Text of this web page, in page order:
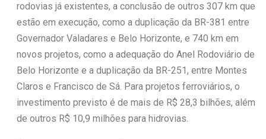
rodovias já existentes, a conclusão de outros 307 km que
estão em execução, como a duplicação da BR-381 entre
Governador Valadares e Belo Horizonte, e 740 km em
novos projetos, como a adequação do Anel Rodoviário de
Belo Horizonte e a duplicação da BR-251, entre Montes
Claros e Francisco de Sá. Para projetos ferroviários, o
investimento previsto é de mais de R$ 28,3 bilhões, além
de outros R$ 10,9 milhões para hidrovias.